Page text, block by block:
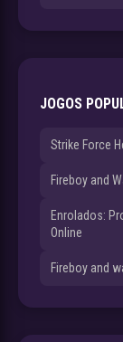
JOGOS
Strike Force
Fireboy and
Enrolados:
Online
Fireboy and